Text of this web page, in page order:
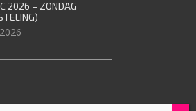
2026 – ZONDAG